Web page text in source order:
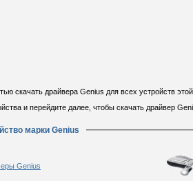
скачать драйвера Genius для всех устройств
и перейдите далее, чтобы скачать драйвер
марки Genius
Genius